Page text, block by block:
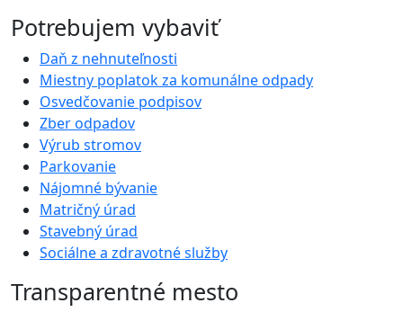
Potrebujem vybaviť
Daň z nehnuteľnosti
Miestny poplatok za komunálne odpady
Osvedčovanie podpisov
Zber odpadov
Výrub stromov
Parkovanie
Nájomné bývanie
Matričný úrad
Stavebný úrad
Sociálne a zdravotné služby
Transparentné mesto